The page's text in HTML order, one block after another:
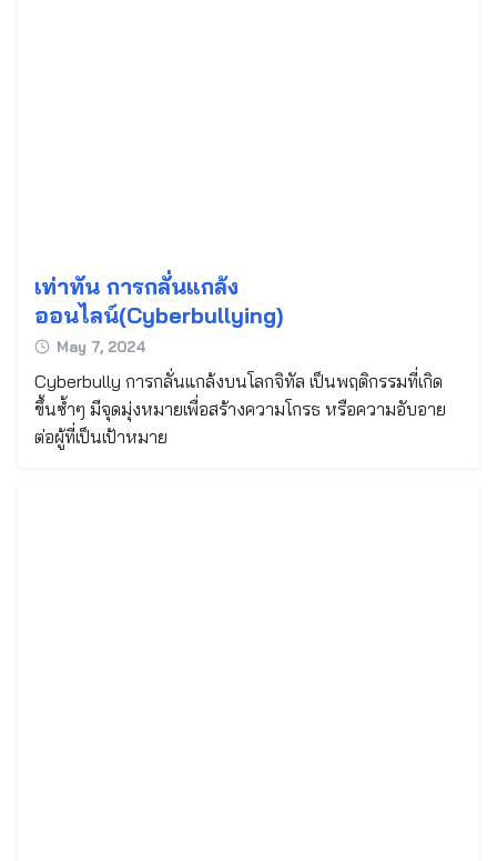
เท่าทัน การกลั่นแกล้ง
ออนไลน์(Cyberbullying)
May 7, 2024
Cyberbully การกลั่นแกล้งบนโลกจิทัล เป็นพฤติกรรมที่เกิด
ขึ้นซ้ำๆ มีจุดมุ่งหมายเพื่อสร้างความโกรธ หรือความอับอาย
ต่อผู้ที่เป็นเป้าหมาย